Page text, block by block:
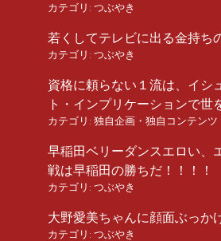
カテゴリ: つぶやき
若くしてテレビに出る金持ち
カテゴリ: つぶやき
資格に頼らない１流は、イシ
ト・インプリケーションで世
カテゴリ: 独自企画・独自コンテンツ
早稲田ベリーダンスエロい、
戦は早稲田の勝ちだ！！！！
カテゴリ: つぶやき
大野愛美ちゃんに顔面ぶっか
カテゴリ: つぶやき